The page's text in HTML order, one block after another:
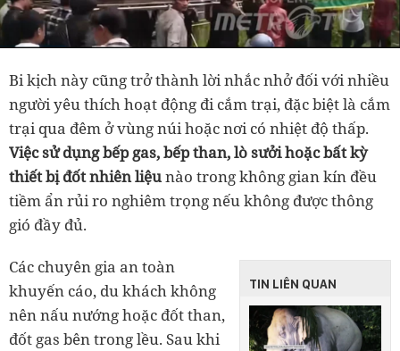
Bi kịch này cũng trở thành lời nhắc nhở đối với nhiều
người yêu thích hoạt động đi cắm trại, đặc biệt là cắm
trại qua đêm ở vùng núi hoặc nơi có nhiệt độ thấp.
Việc sử dụng bếp gas, bếp than, lò sưởi hoặc bất kỳ
thiết bị đốt nhiên liệunào trong không gian kín đều
tiềm ẩn rủi ro nghiêm trọng nếu không được thông
gió đầy đủ.
TIN LIÊN QUAN
Các chuyên gia an toàn
khuyến cáo, du khách không
nên nấu nướng hoặc đốt than,
đốt gas bên trong lều. Sau khi